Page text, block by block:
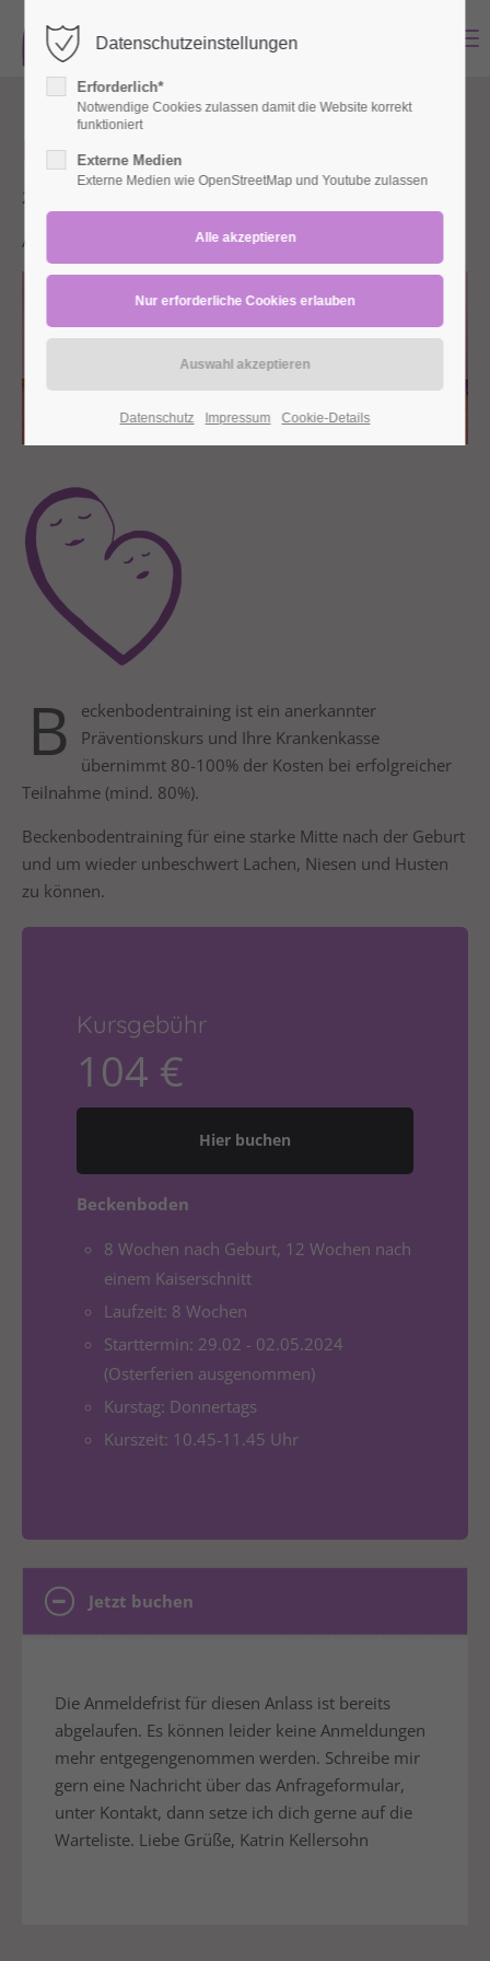
Login
Benutzername
Lost your password?
Support
24h / 365days
We offer support for our customers
Get in touch
Cybersteel Inc.
San Francisco, CA 94102
+44 1234 567 890
About us
Lorem ipsum dolor sit amet, consectetuer
Aenean commodo ligula eget dolor. Aenean massa.
Cum sociis natoque penatibus et magnis dis
quam felis, ultricies nec.
Päventionskurs Beckenboden
29.02.2024 10:45–13:15
Antoniusstraße (Lohbachstraße 28, 42553 Velbert)
B eckenbodentraining ist ein anerkannter
Präventionskurs und Ihre Krankenkasse
übernimmt 80-100% der Kosten bei erfolgreicher
Teilnahme (mind. 80%).
Beckenbodentraining für eine starke Mitte nach der Geburt
und um wieder unbeschwert Lachen, Niesen und Husten
zu können.
Kursgebühr
104 €
Hier buchen
Beckenboden
8 Wochen nach Geburt, 12 Wochen nach
einem Kaiserschnitt
Laufzeit: 8 Wochen
Starttermin: 29.02 - 02.05.2024
(Osterferien ausgenommen)
Kurstag: Donnertags
Kurszeit: 10.45-11.45 Uhr
Jetzt buchen
Die Anmeldefrist für diesen Anlass ist bereits
abgelaufen. Es können leider keine Anmeldungen
mehr entgegengenommen werden. Schreibe mir
gern eine Nachricht über das Anfrageformular,
unter Kontakt, dann setze ich dich gerne auf die
Warteliste. Liebe Grüße, Katrin Kellersohn
Datenschutzeinstellungen
Erforderlich*
Notwendige Cookies zulassen damit die Website korrekt
funktioniert
Externe Medien
Externe Medien wie OpenStreetMap und Youtube zulassen
Datenschutz Impressum Cookie-Details